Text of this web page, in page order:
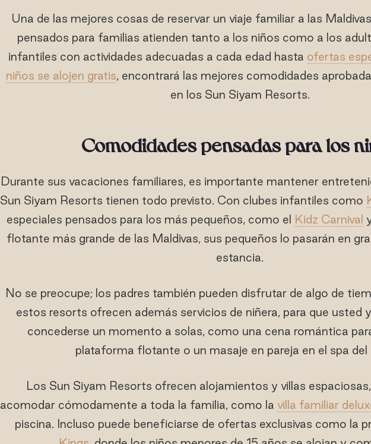
Una de las mejores cosas de reservar un viaje familiar a las
pensados para familias atienden tanto a los niños como a los
infantiles con actividades adecuadas a cada edad hasta ofertas
niños se alojen gratis, encontrará las mejores comodidades
en los Sun Siyam Resorts.
Comodidades pensadas para los
Durante sus vacaciones familiares, es importante mantener
Sun Siyam Resorts tienen todo previsto. Con clubes infantiles como
especiales pensados para los más pequeños, como el Kidz Carnival
flotante más grande de las Maldivas, sus pequeños lo pasarán en
estancia.
No se preocupe; los padres también pueden disfrutar de algo de
estos resorts ofrecen además servicios de niñera, para que usted
concederse un momento a solas, como una cena romántica
plataforma flotante o un masaje en pareja en el spa del
Los Sun Siyam Resorts ofrecen alojamientos y villas
acomodar cómodamente a toda la familia, como la villa familiar
piscina. Incluso puede beneficiarse de ofertas exclusivas como la